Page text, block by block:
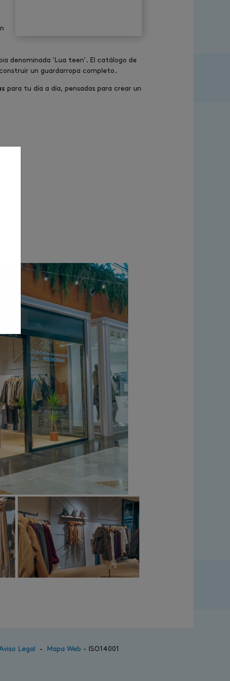
denominada 'Lua teen'. El catálogo de
un guardarropa completo.
para tu día a día, pensadas para crear un
Legal - Mapa Web - ISO14001